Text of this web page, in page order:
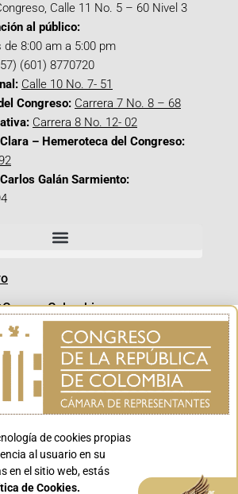
Calle 11 No. 5 – 60 Nivel 3
al público:
de 8:00 am a 5:00 pm
(601) 8770720
Calle 10 No. 7- 51
Congreso: Carrera 7 No. 8 – 68
Carrera 8 No. 12- 02
– Hemeroteca del Congreso:
Galán Sarmiento:
de cookies propias
al usuario en su
en el sitio web, estás
de Cookies. Aceptar